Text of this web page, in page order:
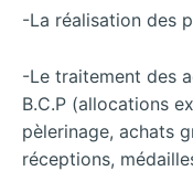
-La réalisation des
-Le traitement des
B.C.P (allocations
pèlerinage, achats
réceptions,